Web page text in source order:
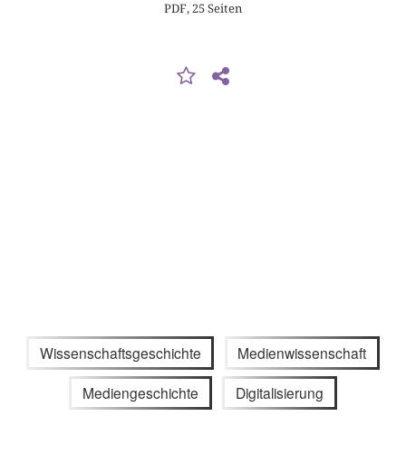
PDF, 25 Seiten
Wissenschaftsgeschichte Medienwissenschaft
Mediengeschichte Digitalisierung